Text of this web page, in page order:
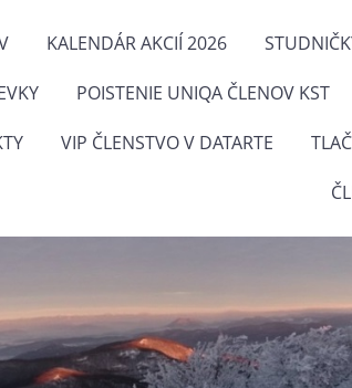
KALENDÁR AKCIÍ 2026
POISTENIE UNIQA ČLENOV KST
VIP ČLENSTVO V DATARTE